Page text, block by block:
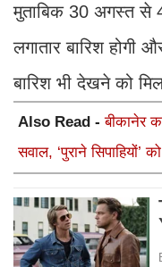
मुताबिक 30 अगस्त से
लगातार बारिश होगी
बारिश भी देखने को
Also Read -बीकानेर
सवाल, ‘पुराने सिपाहियों’